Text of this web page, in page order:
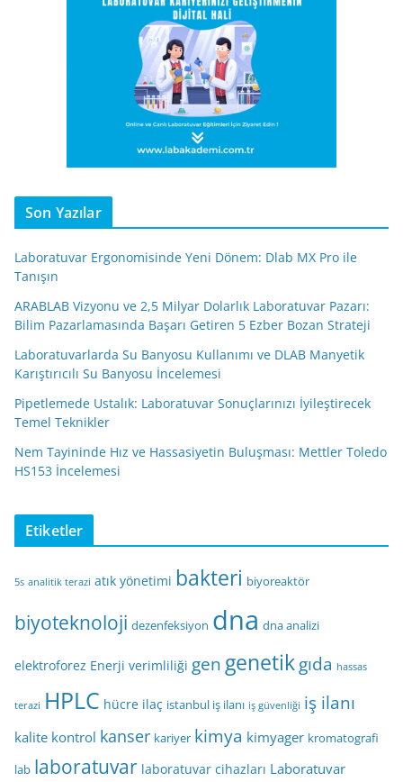
Son Yazılar
Laboratuvar Ergonomisinde Yeni Dönem: Dlab MX Pro ile
Tanışın
ARABLAB Vizyonu ve 2,5 Milyar Dolarlık Laboratuvar Pazarı:
Bilim Pazarlamasında Başarı Getiren 5 Ezber Bozan Strateji
Laboratuvarlarda Su Banyosu Kullanımı ve DLAB Manyetik
Karıştırıcılı Su Banyosu İncelemesi
Pipetlemede Ustalık: Laboratuvar Sonuçlarınızı İyileştirecek
Temel Teknikler
Nem Tayininde Hız ve Hassasiyetin Buluşması: Mettler Toledo
HS153 İncelemesi
Etiketler
5s analitik terazi atık yönetimi bakteri biyoreaktör
biyoteknoloji dezenfeksiyon dna dna analizi
elektroforez Enerji verimliliği gen genetikgıda hassas
terazi HPLC hücre ilaç istanbul iş ilanı iş güvenliği iş ilanı
kalite kontrol kanser kariyer kimya kimyager kromatografi
lab laboratuvar laboratuvar cihazları Laboratuvar